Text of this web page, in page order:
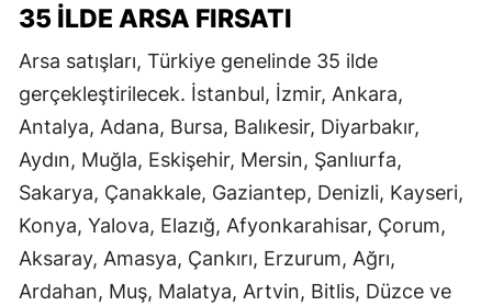
35 İLDE ARSA FIRSATI
Arsa satışları, Türkiye genelinde 35 ilde
gerçekleştirilecek. İstanbul, İzmir, Ankara,
Antalya, Adana, Bursa, Balıkesir, Diyarbakır,
Aydın, Muğla, Eskişehir, Mersin, Şanlıurfa,
Sakarya, Çanakkale, Gaziantep, Denizli, Kayseri,
Konya, Yalova, Elazığ, Afyonkarahisar, Çorum,
Aksaray, Amasya, Çankırı, Erzurum, Ağrı,
Ardahan, Muş, Malatya, Artvin, Bitlis, Düzce ve